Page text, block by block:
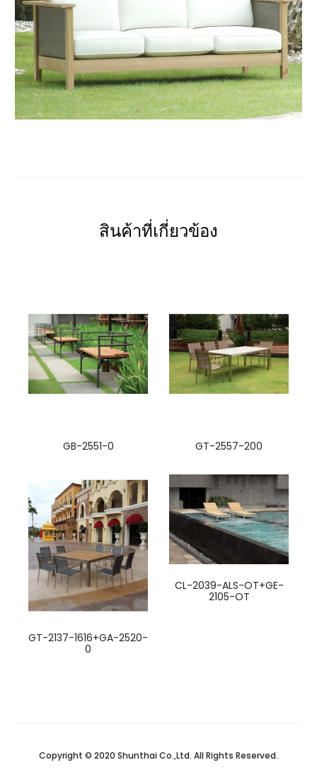
สินค้าที่เกี่ยวข้อง
GB-2551-0 GT-2557-200
GT-2137-1616+GA-2520-
0
CL-2039-ALS-OT+GE-
2105-OT
Copyright © 2020 Shunthai Co.,Ltd. All Rights Reserved.